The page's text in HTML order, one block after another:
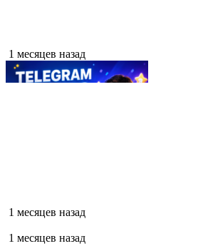
1 месяцев назад
1 месяцев назад
1 месяцев назад